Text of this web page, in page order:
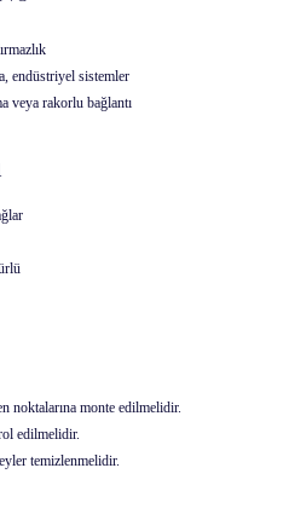
endüstriyel sistemler
veya rakorlu bağlantı
noktalarına monte edilmelidir.
edilmelidir.
temizlenmelidir.